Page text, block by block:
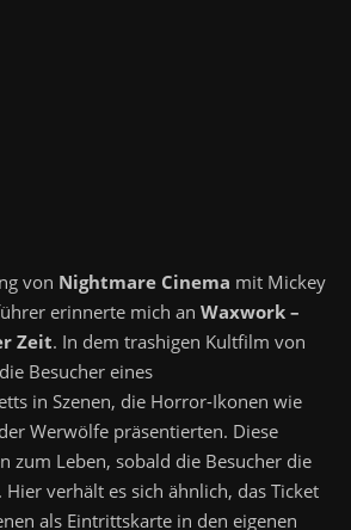
von Nightmare Cinema mit Mickey
erinnerte mich an Waxwork –
Zeit. In dem trashigen Kultfilm von
Besucher eines
in Szenen, die Horror-Ikonen wie
Werwölfe präsentierten. Diese
zum Leben, sobald die Besucher die
verhält es sich ähnlich, das Ticket
als Eintrittskarte in den eigenen